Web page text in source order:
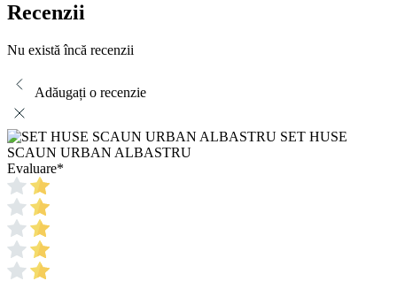
Recenzii
Nu există încă recenzii
Adăugați o recenzie
SET HUSE
SCAUN URBAN ALBASTRU
Evaluare*